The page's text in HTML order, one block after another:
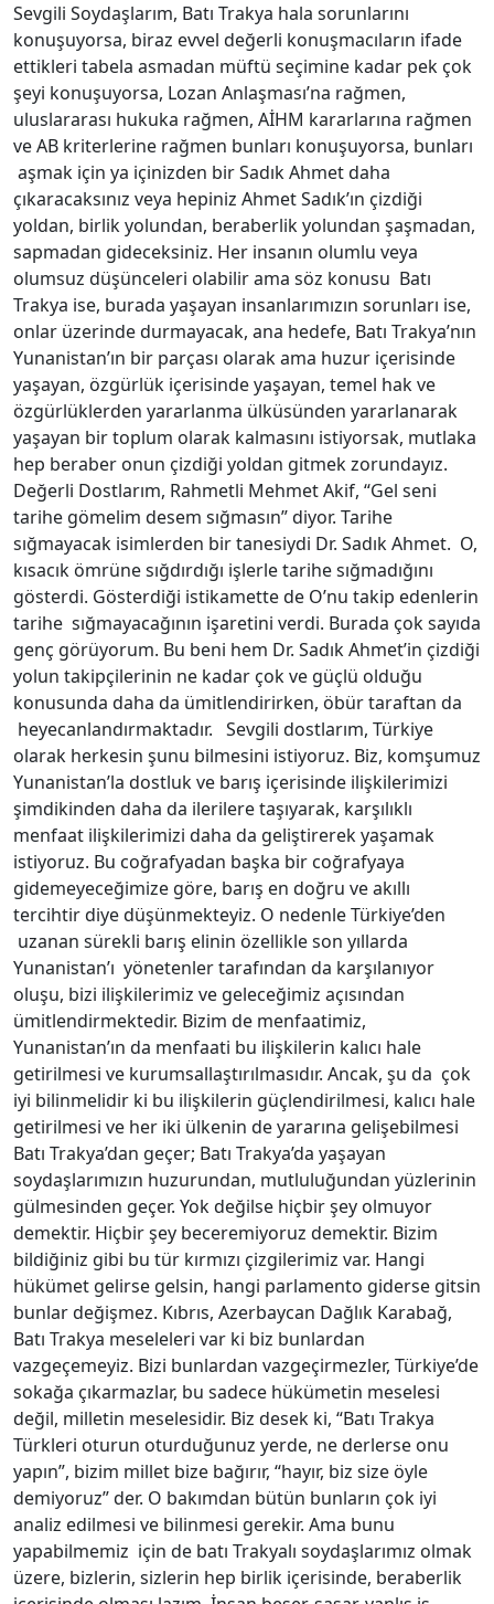
Sevgili Soydaşlarım, Batı Trakya hala sorunlarını
konuşuyorsa, biraz evvel değerli konuşmacıların ifade
ettikleri tabela asmadan müftü seçimine kadar pek çok
şeyi konuşuyorsa, Lozan Anlaşması’na rağmen,
uluslararası hukuka rağmen, AİHM kararlarına rağmen
ve AB kriterlerine rağmen bunları konuşuyorsa, bunları
aşmak için ya içinizden bir Sadık Ahmet daha
çıkaracaksınız veya hepiniz Ahmet Sadık’ın çizdiği
yoldan, birlik yolundan, beraberlik yolundan şaşmadan,
sapmadan gideceksiniz. Her insanın olumlu veya
olumsuz düşünceleri olabilir ama söz konusu Batı
Trakya ise, burada yaşayan insanlarımızın sorunları ise,
onlar üzerinde durmayacak, ana hedefe, Batı Trakya’nın
Yunanistan’ın bir parçası olarak ama huzur içerisinde
yaşayan, özgürlük içerisinde yaşayan, temel hak ve
özgürlüklerden yararlanma ülküsünden yararlanarak
yaşayan bir toplum olarak kalmasını istiyorsak, mutlaka
hep beraber onun çizdiği yoldan gitmek zorundayız.
Değerli Dostlarım, Rahmetli Mehmet Akif, “Gel seni
tarihe gömelim desem sığmasın” diyor. Tarihe
sığmayacak isimlerden bir tanesiydi Dr. Sadık Ahmet. O,
kısacık ömrüne sığdırdığı işlerle tarihe sığmadığını
gösterdi. Gösterdiği istikamette de O’nu takip edenlerin
tarihe sığmayacağının işaretini verdi. Burada çok sayıda
genç görüyorum. Bu beni hem Dr. Sadık Ahmet’in çizdiği
yolun takipçilerinin ne kadar çok ve güçlü olduğu
konusunda daha da ümitlendirirken, öbür taraftan da
heyecanlandırmaktadır. Sevgili dostlarım, Türkiye
olarak herkesin şunu bilmesini istiyoruz. Biz, komşumuz
Yunanistan’la dostluk ve barış içerisinde ilişkilerimizi
şimdikinden daha da ilerilere taşıyarak, karşılıklı
menfaat ilişkilerimizi daha da geliştirerek yaşamak
istiyoruz. Bu coğrafyadan başka bir coğrafyaya
gidemeyeceğimize göre, barış en doğru ve akıllı
tercihtir diye düşünmekteyiz. O nedenle Türkiye’den
uzanan sürekli barış elinin özellikle son yıllarda
Yunanistan’ı yönetenler tarafından da karşılanıyor
oluşu, bizi ilişkilerimiz ve geleceğimiz açısından
ümitlendirmektedir. Bizim de menfaatimiz,
Yunanistan’ın da menfaati bu ilişkilerin kalıcı hale
getirilmesi ve kurumsallaştırılmasıdır. Ancak, şu da çok
iyi bilinmelidir ki bu ilişkilerin güçlendirilmesi, kalıcı hale
getirilmesi ve her iki ülkenin de yararına gelişebilmesi
Batı Trakya’dan geçer; Batı Trakya’da yaşayan
soydaşlarımızın huzurundan, mutluluğundan yüzlerinin
gülmesinden geçer. Yok değilse hiçbir şey olmuyor
demektir. Hiçbir şey beceremiyoruz demektir. Bizim
bildiğiniz gibi bu tür kırmızı çizgilerimiz var. Hangi
hükümet gelirse gelsin, hangi parlamento giderse gitsin
bunlar değişmez. Kıbrıs, Azerbaycan Dağlık Karabağ,
Batı Trakya meseleleri var ki biz bunlardan
vazgeçemeyiz. Bizi bunlardan vazgeçirmezler, Türkiye’de
sokağa çıkarmazlar, bu sadece hükümetin meselesi
değil, milletin meselesidir. Biz desek ki, “Batı Trakya
Türkleri oturun oturduğunuz yerde, ne derlerse onu
yapın”, bizim millet bize bağırır, “hayır, biz size öyle
demiyoruz” der. O bakımdan bütün bunların çok iyi
analiz edilmesi ve bilinmesi gerekir. Ama bunu
yapabilmemiz için de batı Trakyalı soydaşlarımız olmak
üzere, bizlerin, sizlerin hep birlik içerisinde, beraberlik